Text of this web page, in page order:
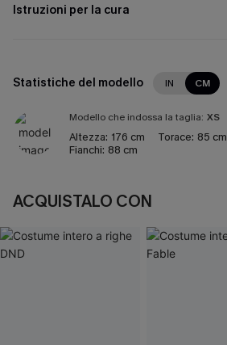
Istruzioni per la cura
Statistiche del modello IN CM
Modello che indossa la taglia: XS
Altezza: 176 cm Torace: 85 cm
Fianchi: 88 cm
ACQUISTALO CON